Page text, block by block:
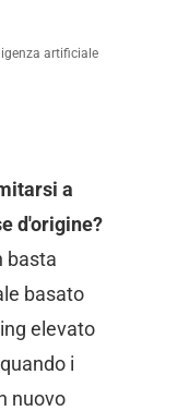
artificiale
a
d'origine?
basta
basato
elevato
i
nuovo